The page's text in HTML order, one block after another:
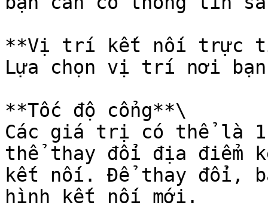
**Vị trí kết nối trực
Lựa chọn vị trí nơi
**Tốc độ cổng**\
Các giá trị có thể là 1
thể thay đổi địa điểm
kết nối. Để thay đổi,
hình kết nối mới.